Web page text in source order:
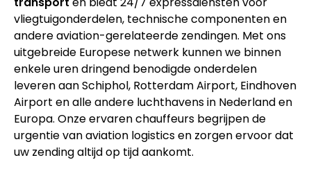
vliegtuigonderdelen, technische componenten en
andere aviation-gerelateerde zendingen. Met ons
uitgebreide Europese netwerk kunnen we binnen
enkele uren dringend benodigde onderdelen
leveren aan Schiphol, Rotterdam Airport, Eindhoven
Airport en alle andere luchthavens in Nederland en
Europa. Onze ervaren chauffeurs begrijpen de
urgentie van aviation logistics en zorgen ervoor dat
uw zending altijd op tijd aankomt.